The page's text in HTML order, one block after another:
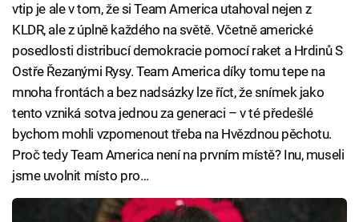
vtip je ale v tom, že si Team America utahoval nejen z
KLDR, ale z úplně každého na světě. Včetně americké
posedlosti distribucí demokracie pomocí raket a Hrdinů S
Ostře Řezanými Rysy. Team America díky tomu tepe na
mnoha frontách a bez nadsázky lze říct, že snímek jako
tento vzniká sotva jednou za generaci – v té předešlé
bychom mohli vzpomenout třeba na Hvězdnou pěchotu.
Proč tedy Team America není na prvním místě? Inu, museli
jsme uvolnit místo pro…